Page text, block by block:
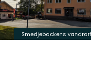
Smedjebackens